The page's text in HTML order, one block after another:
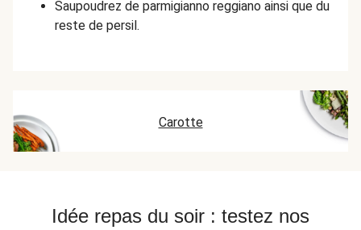
Saupoudrez de parmigianno reggiano ainsi que du
reste de persil.
Carotte
Idée repas du soir : testez nos